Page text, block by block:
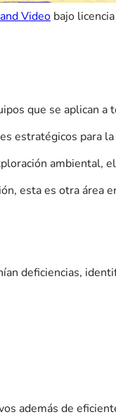
Video bajo licencia
que se aplican a
estratégicos para
ambiental,
esta es otra área
deficiencias,
además de